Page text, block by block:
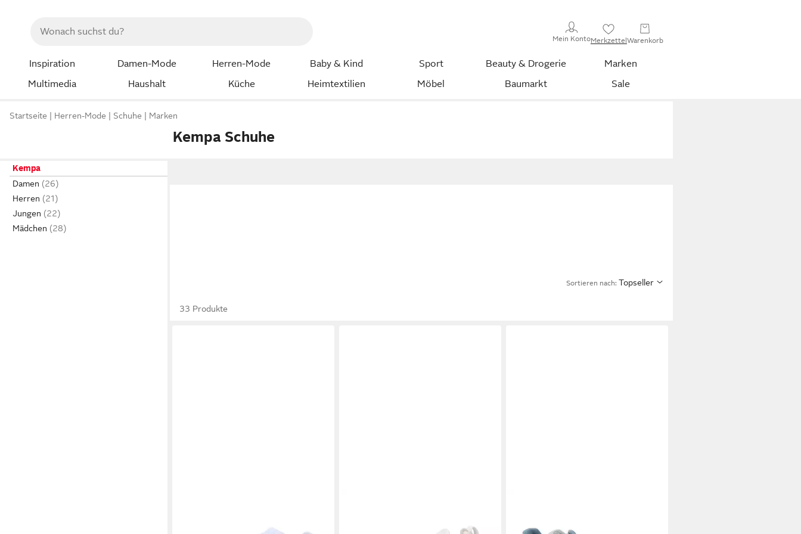
Mein KontoMerkzettelWarenkorb
Inspiration Damen-Mode Herren-Mode Baby & Kind Sport Beauty & Drogerie
Marken
Multimedia
Haushalt Küche Heimtextilien Möbel Baumarkt Sale
Startseite Herren-Mode Schuhe Marken
Kempa Schuhe
Kempa
Damen
Herren
Jungen
Mädchen
Sortieren nach: Topseller
33 Produkte